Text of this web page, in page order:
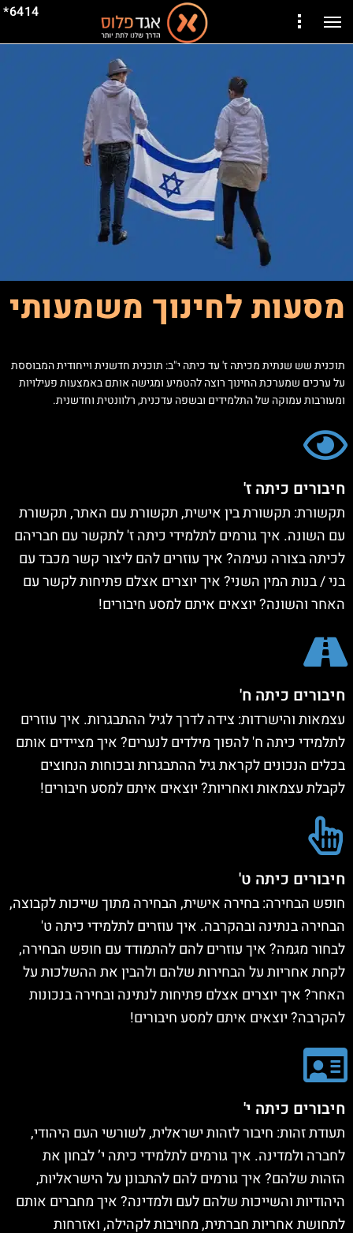
6414*
מסעות לחינוך משמעותי
תוכנית שש שנתית מכיתה ז' עד כיתה י"ב: תוכנית חדשנית וייחודית המבוססת
על ערכים שמערכת החינוך רוצה להטמיע ומגישה אותם באמצעות פעילויות
ומעורבות עמוקה של התלמידים ובשפה עדכנית, רלוונטית וחדשנית.
חיבורים כיתה ז'
תקשורת: תקשורת בין אישית, תקשורת עם האתר, תקשורת
עם השונה. איך גורמים לתלמידי כיתה ז' לתקשר עם חבריהם
לכיתה בצורה נעימה? איך עוזרים להם ליצור קשר מכבד עם
בני / בנות המין השני? איך יוצרים אצלם פתיחות לקשר עם
האחר והשונה? יוצאים איתם למסע חיבורים!
חיבורים כיתה ח'
עצמאות והישרדות: צידה לדרך לגיל ההתבגרות. איך עוזרים
לתלמידי כיתה ח' להפוך מילדים לנערים? איך מציידים אותם
בכלים הנכונים לקראת גיל ההתבגרות ובכוחות הנחוצים
לקבלת עצמאות ואחריות? יוצאים איתם למסע חיבורים!
חיבורים כיתה ט'
חופש הבחירה: בחירה אישית, הבחירה מתוך שייכות לקבוצה,
הבחירה בנתינה ובהקרבה. איך עוזרים לתלמידי כיתה ט'
לבחור מגמה? איך עוזרים להם להתמודד עם חופש הבחירה,
לקחת אחריות על הבחירות שלהם ולהבין את ההשלכות על
האחר? איך יוצרים אצלם פתיחות לנתינה ובחירה בנכונות
להקרבה? יוצאים איתם למסע חיבורים!
חיבורים כיתה י'
תעודת זהות: חיבור לזהות ישראלית, לשורשי העם היהודי,
לחברה ולמדינה. איך גורמים לתלמידי כיתה י’ לבחון את
הזהות שלהם? איך גורמים להם להתבונן על הישראליות,
היהודיות והשייכות שלהם לעם ולמדינה? איך מחברים אותם
לתחושת אחריות חברתית, מחויבות לקהילה, ואזרחות